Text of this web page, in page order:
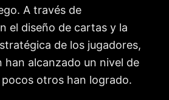
A través de
el diseño de cartas y la
de los jugadores,
han alcanzado un nivel de
otros han logrado.